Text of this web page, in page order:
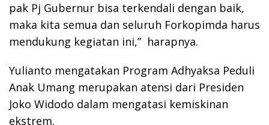
pak Pj Gubernur bisa terkendali dengan baik,
maka kita semua dan seluruh Forkopimda harus
mendukung kegiatan ini,” harapnya.
Yulianto mengatakan Program Adhyaksa Peduli
Anak Umang merupakan atensi dari Presiden
Joko Widodo dalam mengatasi kemiskinan
ekstrem.